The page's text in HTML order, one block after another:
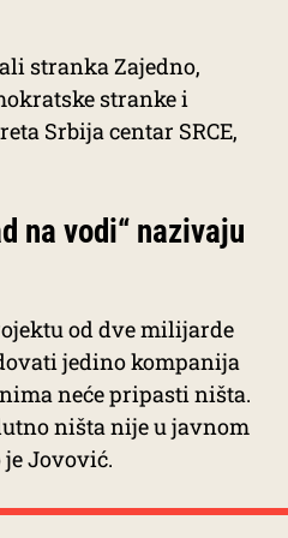
stranka Zajedno,
stranke i
Srbija centar SRCE,
na vodi“ nazivaju
od dve milijarde
jedino kompanija
neće pripasti ništa.
ništa nije u javnom
Jovović.